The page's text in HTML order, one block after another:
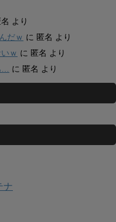
より
だｗ に 匿名 より
ｗ に 匿名 より
に 匿名 より
ナ